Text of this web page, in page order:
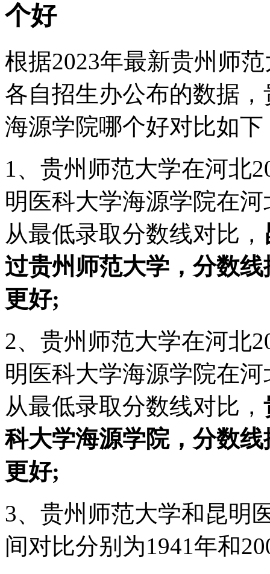
个好
根据2023年最新贵州师
各自招生办公布的数据
海源学院哪个好对比如下
1、贵州师范大学在河北
明医科大学海源学院在
从最低录取分数线对比，
过贵州师范大学，分数
更好;
2、贵州师范大学在河北
明医科大学海源学院在
从最低录取分数线对比，
科大学海源学院，分数
更好;
3、贵州师范大学和昆明
间对比分别为1941年和